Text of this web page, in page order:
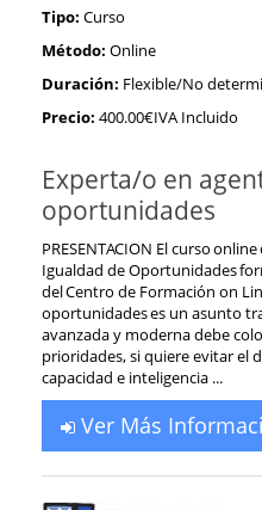
Tipo: Curso
Método: Online
Duración: Flexible/No
Precio: 400.00€IVA Incluido
Experta/o en
oportunidades
PRESENTACION El curso
Igualdad de Oportunidades
del Centro de Formación on
oportunidades es un asunto
avanzada y moderna debe
prioridades, si quiere evitar el
capacidad e inteligencia ...
Ver Más